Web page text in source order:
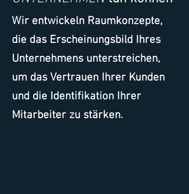
Wir entwickeln Raumkonzepte,
die das Erscheinungsbild Ihres
Unternehmens unterstreichen,
um das Vertrauen Ihrer Kunden
und die Identifikation Ihrer
Mitarbeiter zu stärken.